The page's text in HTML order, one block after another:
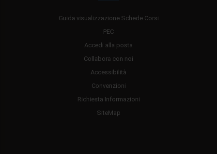
Guida visualizzazione Schede Corsi
PEC
Accedi alla posta
Collabora con noi
Accessibilità
Convenzioni
Richiesta Informazioni
SiteMap